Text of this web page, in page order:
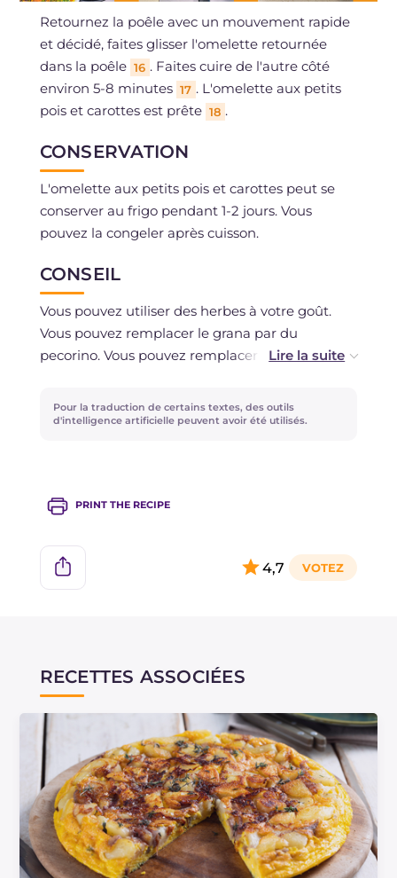
Retournez la poêle avec un mouvement rapide
et décidé, faites glisser l'omelette retournée
dans la poêle 16 . Faites cuire de l'autre côté
environ 5-8 minutes 17 . L'omelette aux petits
pois et carottes est prête 18 .
CONSERVATION
L'omelette aux petits pois et carottes peut se
conserver au frigo pendant 1-2 jours. Vous
pouvez la congeler après cuisson.
CONSEIL
Vous pouvez utiliser des herbes à votre goût.
Vous pouvez remplacer le grana par du
pecorino. Vous pouvez remplacer l'oignon rouge
Pour la traduction de certains textes, des outils
d'intelligence artificielle peuvent avoir été utilisés.
PRINT THE RECIPE
4,7
RECETTES ASSOCIÉES